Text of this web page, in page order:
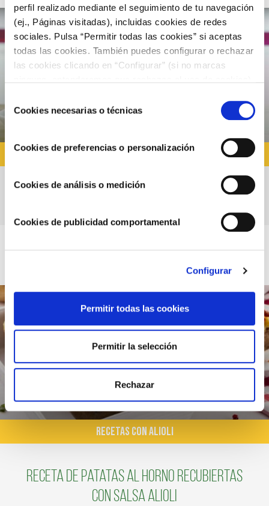
perfil realizado mediante el seguimiento de tu navegación
(ej., Páginas visitadas), incluidas cookies de redes
sociales. Pulsa “Permitir todas las cookies” si aceptas
todas las cookies. También puedes configurar o rechazar
las cookies clicando en “Configurar” (si no marcas
COOKIES.
deCookies necesarias o técnicas
Cookies de preferencias o personalización
Cookies de análisis o medición
Cookies de publicidad comportamental
Configurar
Permitir todas las cookies
Permitir la selección
Rechazar
RECETAS CON ALIOLI
Receta de patatas con salsa deluxe
RECETAS CON ALIOLI
Receta de patatas al horno recubiertas
con salsa alioli